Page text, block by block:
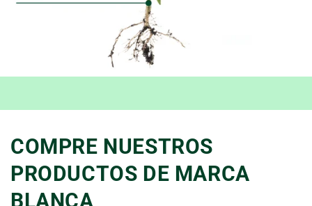
COMPRE NUESTROS
PRODUCTOS DE MARCA
BLANCA